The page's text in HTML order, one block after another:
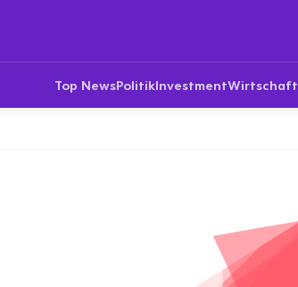
Top NewsPolitikInvestmentWirtschaft